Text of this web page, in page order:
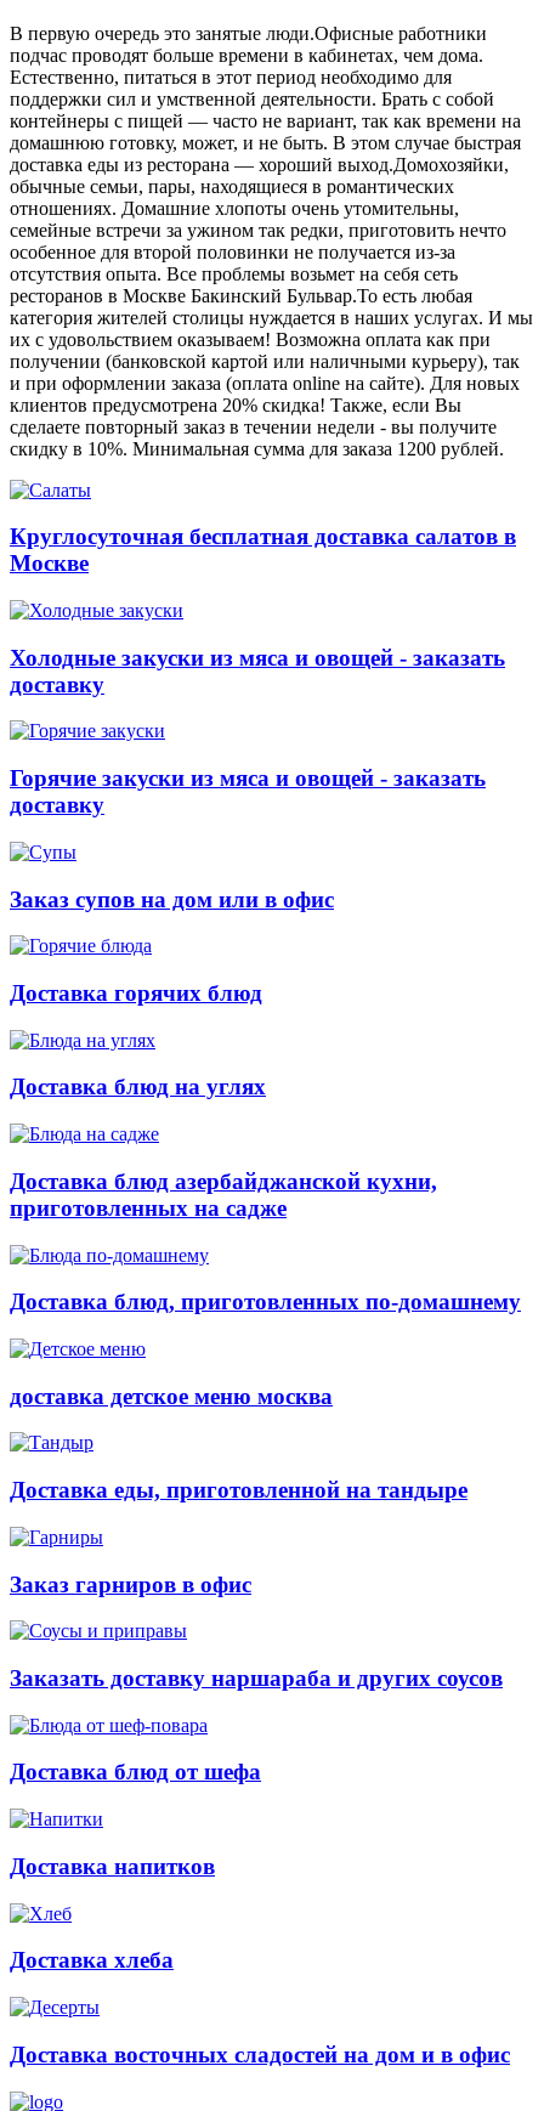
В первую очередь это занятые люди.Офисные работники
подчас проводят больше времени в кабинетах, чем дома.
Естественно, питаться в этот период необходимо для
поддержки сил и умственной деятельности. Брать с собой
контейнеры с пищей ― часто не вариант, так как времени на
домашнюю готовку, может, и не быть. В этом случае быстрая
доставка еды из ресторана ― хороший выход.Домохозяйки,
обычные семьи, пары, находящиеся в романтических
отношениях. Домашние хлопоты очень утомительны,
семейные встречи за ужином так редки, приготовить нечто
особенное для второй половинки не получается из-за
отсутствия опыта. Все проблемы возьмет на себя сеть
ресторанов в Москве Бакинский Бульвар.То есть любая
категория жителей столицы нуждается в наших услугах. И мы
их с удовольствием оказываем! Возможна оплата как при
получении (банковской картой или наличными курьеру), так
и при оформлении заказа (оплата online на сайте). Для новых
клиентов предусмотрена 20% скидка! Также, если Вы
сделаете повторный заказ в течении недели - вы получите
скидку в 10%. Минимальная сумма для заказа 1200 рублей.
Круглосуточная бесплатная доставка салатов в
Москве
Холодные закуски из мяса и овощей - заказать
доставку
Горячие закуски из мяса и овощей - заказать
доставку
Заказ супов на дом или в офис
Доставка горячих блюд
Доставка блюд на углях
Доставка блюд азербайджанской кухни,
приготовленных на садже
Доставка блюд, приготовленных по-домашнему
доставка детское меню москва
Доставка еды, приготовленной на тандыре
Заказ гарниров в офис
Заказать доставку наршараба и других соусов
Доставка блюд от шефа
Доставка напитков
Доставка хлеба
Доставка восточных сладостей на дом и в офис